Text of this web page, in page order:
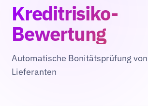
Kreditrisiko-
Bewertung
Automatische Bonitätsprüfung
Lieferanten